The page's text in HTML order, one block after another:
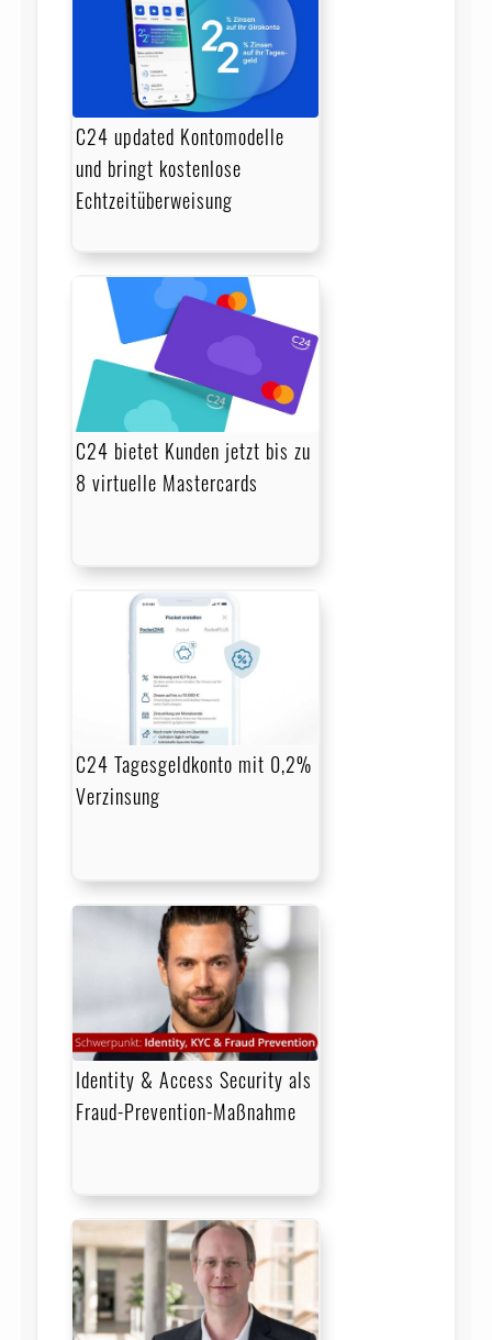
C24 updated Kontomodelle
und bringt kostenlose
Echtzeitüberweisung
C24 bietet Kunden jetzt bis zu
8 virtuelle Mastercards
C24 Tagesgeldkonto mit 0,2%
Verzinsung
Identity & Access Security als
Fraud-Prevention-Maßnahme